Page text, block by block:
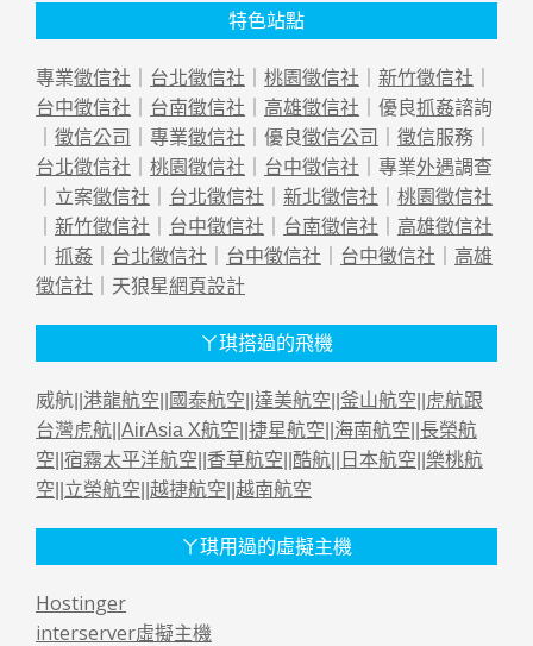
特色站點
專業徵信社 ｜ 台北徵信社 ｜ 桃園徵信社 ｜ 新竹徵信社 ｜
台中徵信社 ｜ 台南徵信社 ｜ 高雄徵信社 ｜優良抓姦諮詢
｜ 徵信公司 ｜專業徵信社 ｜優良徵信公司 ｜ 徵信服務｜
台北徵信社 ｜ 桃園徵信社 ｜ 台中徵信社 ｜專業外遇調查
｜立案徵信社 ｜ 台北徵信社 ｜ 新北徵信社 ｜ 桃園徵信社
｜ 新竹徵信社 ｜ 台中徵信社 ｜ 台南徵信社 ｜ 高雄徵信社
｜ 抓姦 ｜ 台北徵信社 ｜ 台中徵信社 ｜ 台中徵信社 ｜ 高雄
徵信社 ｜天狼星網頁設計
ㄚ琪搭過的飛機
威航|| 港龍航空 國泰航空 達美航空 釜山航空
虎航跟
台灣虎航 AirAsia X航空 捷星航空 海南航空 長榮航
空 宿霧太平洋航空 香草航空 酷航 日本航空 樂桃航
空 立榮航空 越捷航空 越南航空
ㄚ琪用過的虛擬主機
Hostinger
interserver虛擬主機